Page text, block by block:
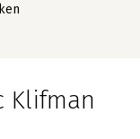
Klifman